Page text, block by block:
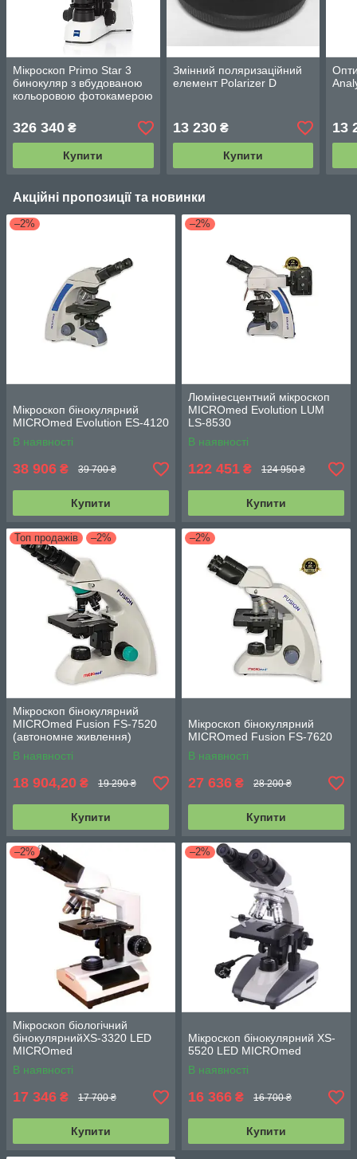
Мікроскоп Primo Star 3
бинокуляр з вбудованою
кольоровою фотокамерою
326 340 ₴
Купити
Змінний поляризаційний
елемент Polarizer D
13 230₴
Купити
13
Акційні пропозиції та новинки
–2%
Мікроскоп бінокулярний
MICROmed Evolution ES-4120
В наявності
38 906 ₴ 39 700 ₴
Купити
–2%
Люмінесцентний мікроскоп
MICROmed Evolution LUM
LS-8530
В наявності
122 451 ₴ 124 950 ₴
Купити
Топ продажів –2%
Мікроскоп бінокулярний
MICROmed Fusion FS-7520
(автономне живлення)
В наявності
18 904,20 ₴ 19 290 ₴
Купити
–2%
Мікроскоп бінокулярний
MICROmed Fusion FS-7620
В наявності
27 636 ₴ 28 200 ₴
Купити
–2%
Мікроскоп біологічний
бінокулярнийXS-3320 LED
MICROmed
В наявності
17 346 ₴ 17 700 ₴
Купити
–2%
Мікроскоп бінокулярний XS-
5520 LED MICROmed
В наявності
16 366 ₴ 16 700 ₴
Купити